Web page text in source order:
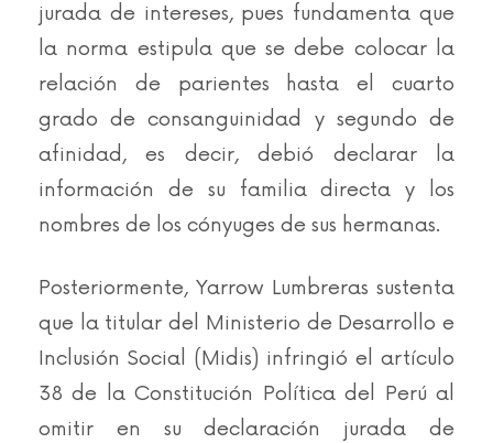
jurada de intereses, pues fundamenta que
la norma estipula que se debe colocar la
relación de parientes hasta el cuarto
grado deconsanguinidad y segundo de
afinidad, es decir, debió declarar la
información de su familia directa y los
nombres de los cónyuges de sus hermanas.
Posteriormente, Yarrow Lumbreras sustenta
que la titular del Ministerio de Desarrollo e
Inclusión Social (Midis) infringió el artículo
38de la Constitución Política del Perú al
omitir en su declaración jurada de